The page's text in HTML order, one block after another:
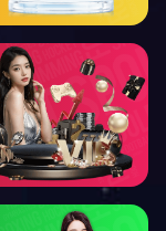
司带你了解净化
的原理 乱流洁净
是变化的，洁净室截
划必须注意的四